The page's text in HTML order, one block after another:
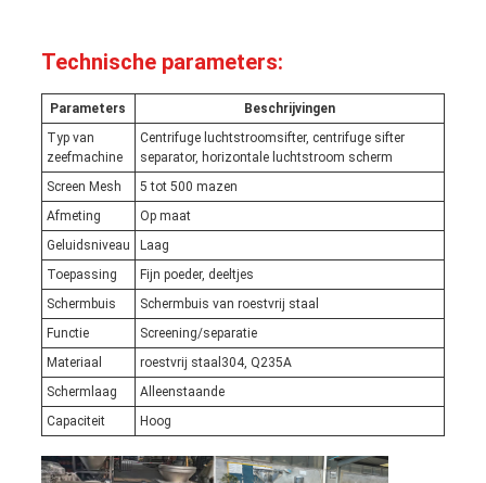
Technische parameters:
Parameters
Beschrijvingen
Typ van
zeefmachine
Centrifuge luchtstroomsifter, centrifuge sifter
separator, horizontale luchtstroom scherm
Screen Mesh
5 tot 500 mazen
Afmeting
Op maat
Geluidsniveau
Laag
Toepassing
Fijn poeder, deeltjes
Schermbuis
Schermbuis van roestvrij staal
Functie
Screening/separatie
Materiaal
roestvrij staal304, Q235A
Schermlaag
Alleenstaande
Capaciteit
Hoog